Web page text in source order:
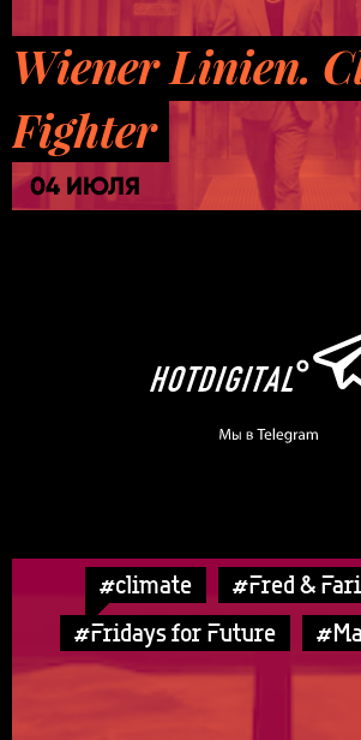
Wiener Linien.
Fighter
04 ИЮЛЯ
#climate
#Fred &
#Fridays for Future